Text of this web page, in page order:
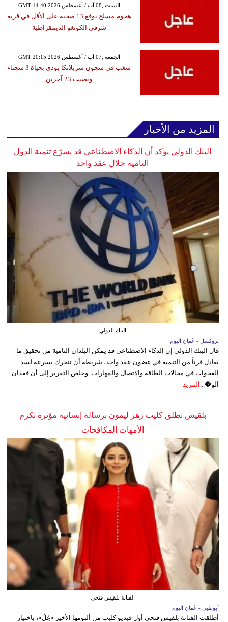
GMT 14:40 2026 السبت ,08 آب / أغسطس
هجوم مسلح يوقع 13 ضحية على الأقل في قرية
شرقي الكونغو الديمقراطية
GMT 20:15 2026 الجمعة ,07 آب / أغسطس
شغب في سجون سريلانكا يودي بحياة 3 سجناء
ويصيب 23 آخرين
المزيد من الأخبار
البنك الدولي يؤكد أن الذكاء الاصطناعي قد يسرّع تنمية الدول
النامية خلال عقد واحد
البنك الدولي
بروكسل - عُمان اليوم
قال البنك الدولي إن الذكاء الاصطناعي قد يمكن البلدان النامية من تحقيق ما
يعادل قرناً من التنمية في غضون عقد واحد، شريطة أن تتحرك بسرعة لسد
الفجوات في مجالات الطاقة والاتصال والمهارات. وخلص التقرير إلى أن فقدان
الو�... المزيد
بلقيس تطلق كليب زهر ليمون برسالة إنسانية مؤثرة تكرم
الأمهات المكافحات
الفنانة بلقيس فتحي
أبوظبي - عُمان اليوم
أطلقت الفنانة بلقيس فتحي أول فيديو كليب من ألبومها الأخير «غِلّ»، باختيار